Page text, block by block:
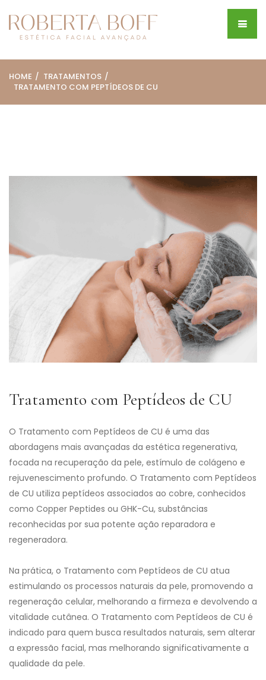
HOME
TRATAMENTOS
TRATAMENTO COM PEPTÍDEOS DE CU
Tratamento com Peptídeos de CU
O Tratamento com Peptídeos de CU é uma das
abordagens mais avançadas da estética regenerativa,
focada na recuperação da pele, estímulo de colágeno e
rejuvenescimento profundo. O Tratamento com Peptídeos
de CU utiliza peptídeos associados ao cobre, conhecidos
como Copper Peptides ou GHK-Cu, substâncias
reconhecidas por sua potente ação reparadora e
regeneradora.
Na prática, o Tratamento com Peptídeos de CU atua
estimulando os processos naturais da pele, promovendo a
regeneração celular, melhorando a firmeza e devolvendo a
vitalidade cutânea. O Tratamento com Peptídeos de CU é
indicado para quem busca resultados naturais, sem alterar
a expressão facial, mas melhorando significativamente a
qualidade da pele.